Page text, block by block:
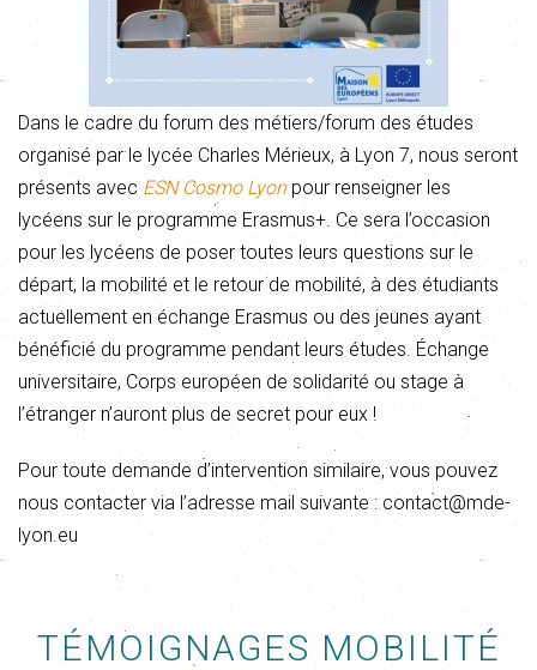
Dans le cadre du forum des métiers/forum des études
organisé par le lycée Charles Mérieux, à Lyon 7, nous seront
présents avec ESN Cosmo Lyon pour renseigner les
lycéens sur le programme Erasmus+. Ce sera l’occasion
pour les lycéens de poser toutes leurs questions sur le
départ, la mobilité et le retour de mobilité, à des étudiants
actuellement en échange Erasmus ou des jeunes ayant
bénéficié du programme pendant leurs études. Échange
universitaire, Corps européen de solidarité ou stage à
l’étranger n’auront plus de secret pour eux !
Pour toute demande d’intervention similaire, vous pouvez
nous contacter via l’adresse mail suivante : contact@mde-
lyon.eu
TÉMOIGNAGES MOBILITÉ